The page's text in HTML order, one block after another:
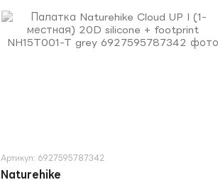
Артикул: 6927595787342
Naturehike